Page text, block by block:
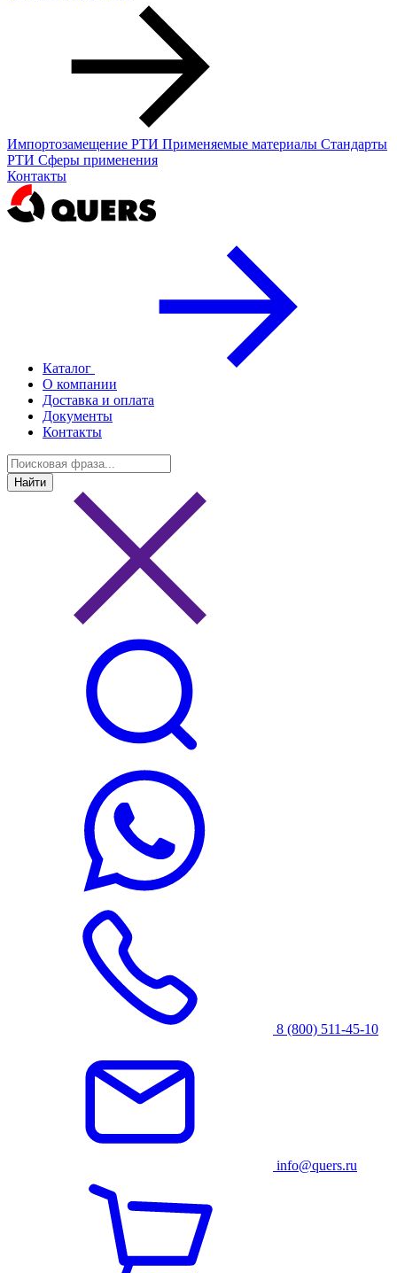
Импортозамещение РТИ Применяемые материалы Стандарты
РТИ Сферы применения
Контакты
Каталог
О компании
Доставка и оплата
Документы
Контакты
Найти
8 (800) 511-45-10
info@quers.ru